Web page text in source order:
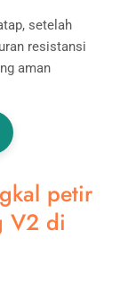
setelah
resistansi
aman
petir
V2 di